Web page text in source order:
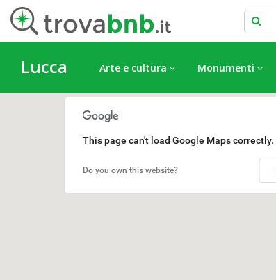
Lucca Arte e cultura Monumenti
This page can't load Google Maps correctly.
Do you own this website?